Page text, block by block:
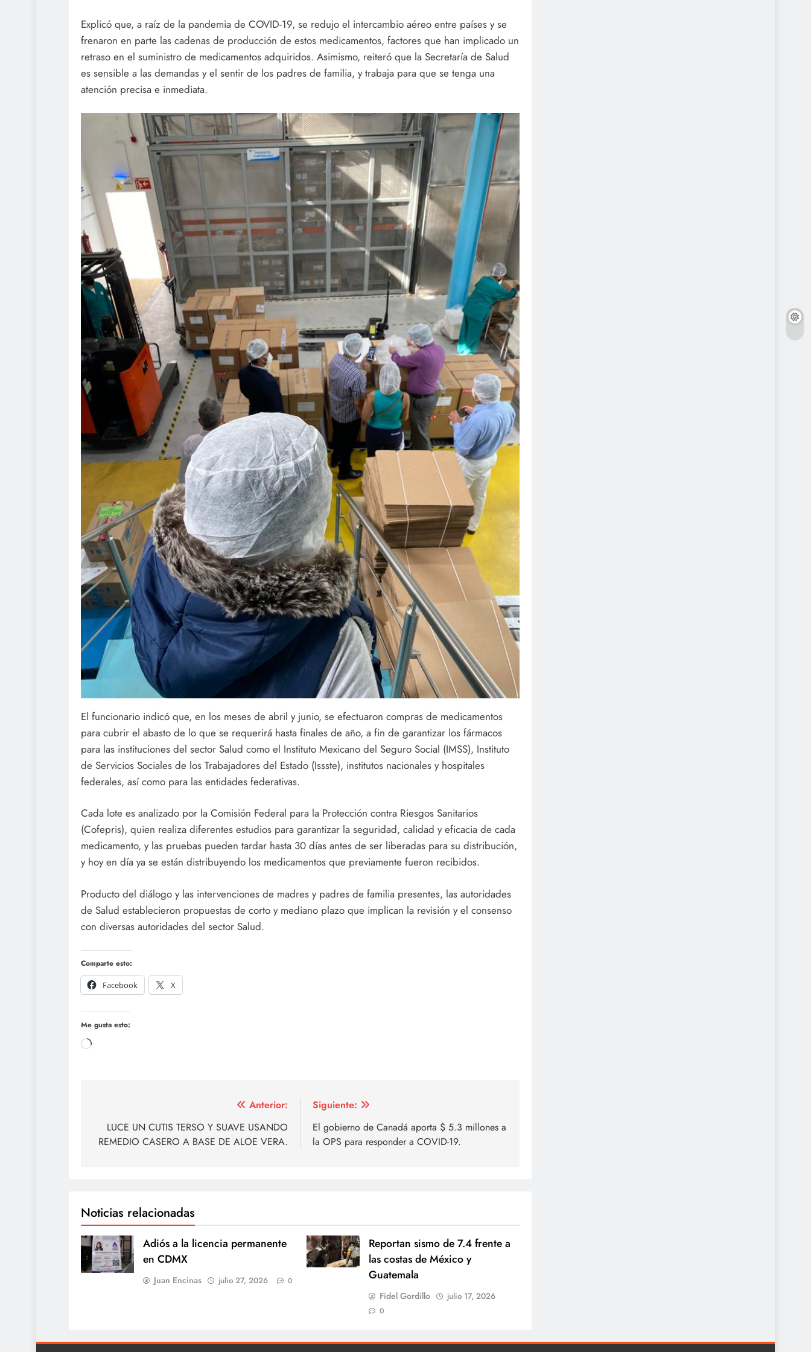
Explicó que, a raíz de la pandemia de COVID-19, se redujo el intercambio aéreo entre países y se
frenaron en parte las cadenas de producción de estos medicamentos, factores que han implicado un
retraso en el suministro de medicamentos adquiridos. Asimismo, reiteró que la Secretaría de Salud
es sensible a las demandas y el sentir de los padres de familia, y trabaja para que se tenga una
atención precisa e inmediata.
El funcionario indicó que, en los meses de abril y junio, se efectuaron compras de medicamentos
para cubrir el abasto de lo que se requerirá hasta finales de año, a fin de garantizar los fármacos
para las instituciones del sector Salud como el Instituto Mexicano del Seguro Social (IMSS), Instituto
de Servicios Sociales de los Trabajadores del Estado (Issste), institutos nacionales y hospitales
federales, así como para las entidades federativas.
Cada lote es analizado por la Comisión Federal para la Protección contra Riesgos Sanitarios
(Cofepris), quien realiza diferentes estudios para garantizar la seguridad, calidad y eficacia de cada
medicamento, y las pruebas pueden tardar hasta 30 días antes de ser liberadas para su distribución,
y hoy en día ya se están distribuyendo los medicamentos que previamente fueron recibidos.
Producto del diálogo y las intervenciones de madres y padres de familia presentes, las autoridades
de Salud establecieron propuestas de corto y mediano plazo que implican la revisión y el consenso
con diversas autoridades del sector Salud.
Comparte esto:
Facebook
X
Me gusta esto:
Cargando...
de
entradas
Anterior:
LUCE UN CUTIS TERSO Y SUAVE USANDO
REMEDIO CASERO A BASE DE ALOE VERA.
Siguiente:
El gobierno de Canadá aporta $ 5.3 millones a
la OPS para responder a COVID-19.
Noticias relacionadas
Adiós a la licencia permanente
en CDMX
Juan Encinas julio 27, 2026 0
Reportan sismo de 7.4 frente a
las costas de México y
Guatemala
Fidel Gordillo julio 17, 2026
0